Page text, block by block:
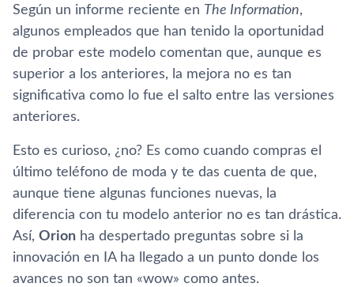
Según un informe reciente en The Information,
algunos empleados que han tenido la oportunidad
de probar este modelo comentan que, aunque es
superior a los anteriores, la mejora no es tan
significativa como lo fue el salto entre las versiones
anteriores.
Esto es curioso, ¿no? Es como cuando compras el
último teléfono de moda y te das cuenta de que,
aunque tiene algunas funciones nuevas, la
diferencia con tu modelo anterior no es tan drástica.
Así, Orion ha despertado preguntas sobre si la
innovación en IA ha llegado a un punto donde los
avances no son tan «wow» como antes.